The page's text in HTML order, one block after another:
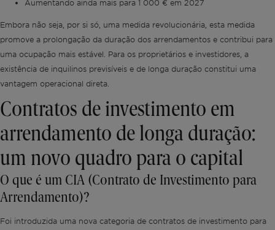
Aumentando ainda mais para 1 000 € em 2027
Embora não seja, por si só, uma medida revolucionária, esta medida
promove a prolongação da duração dos arrendamentos e contribui para
uma ocupação mais estável. Para os proprietários e investidores, a
existência de inquilinos previsíveis e de longa duração constitui uma
vantagem operacional direta.
Contratos de investimento em
arrendamento de longa duração:
um novo quadro para o capital
O que é um CIA (Contrato de Investimento para
Arrendamento)?
Foi introduzida uma nova categoria de contratos de investimento para